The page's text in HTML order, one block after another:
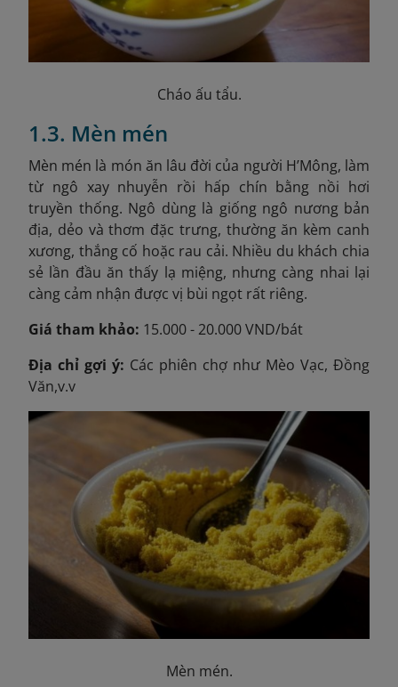
Cháo ấu tẩu.
1.3. Mèn mén
Mèn mén là món ăn lâu đời của người H’Mông, làm
từ ngô xay nhuyễn rồi hấp chín bằng nồi hơi
truyền thống. Ngô dùng là giống ngô nương bản
địa, dẻo và thơm đặc trưng, thường ăn kèm canh
xương, thắng cố hoặc rau cải. Nhiều du khách chia
sẻ lần đầu ăn thấy lạ miệng, nhưng càng nhai lại
càng cảm nhận được vị bùi ngọt rất riêng.
Giá tham khảo: 15.000 - 20.000 VND/bát
Địa chỉ gợi ý: Các phiên chợ như Mèo Vạc, Đồng
Văn,v.v
Mèn mén.